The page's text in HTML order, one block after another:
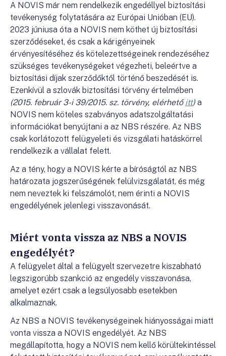
A NOVIS már nem rendelkezik engedéllyel biztosítási
tevékenység folytatására az Európai Unióban (EU).
2023 júniusa óta a NOVIS nem köthet új biztosítási
szerződéseket, és csak a kárigényeinek
érvényesítéséhez és kötelezettségeinek rendezéséhez
szükséges tevékenységeket végezheti, beleértve a
biztosítási díjak szerződőktől történő beszedését is.
Ezenkívül a szlovák biztosítási törvény értelmében
(2015. február 3-i 39/2015. sz. törvény, elérhetőitt) a
NOVIS nem köteles szabványos adatszolgáltatási
információkat benyújtani a az NBS részére. Az NBS
csak korlátozott felügyeleti és vizsgálati hatáskörrel
rendelkezik a vállalat felett.
Az a tény, hogy a NOVIS kérte a bíróságtól az NBS
határozata jogszerűségének felülvizsgálatát, és még
nem neveztek ki felszámolót, nem érinti a NOVIS
engedélyének jelenlegi visszavonását.
Miért vonta vissza az NBS a NOVIS
engedélyét?
A felügyelet által a felügyelt szervezetre kiszabható
legszigorúbb szankció az engedély visszavonása,
amelyet ezért csak a legsúlyosabb esetekben
alkalmaznak.
Az NBS a NOVIS tevékenységeinek hiányosságai miatt
vonta vissza a NOVIS engedélyét. Az NBS
megállapította, hogy a NOVIS nem kellő körültekintéssel